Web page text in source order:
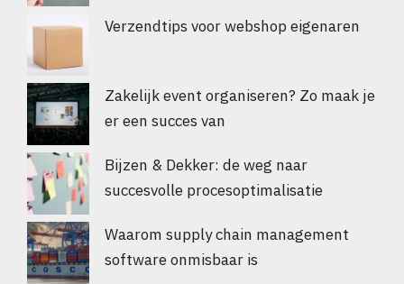
Verzendtips voor webshop eigenaren
Zakelijk event organiseren? Zo maak je
er een succes van
Bijzen & Dekker: de weg naar
succesvolle procesoptimalisatie
Waarom supply chain management
software onmisbaar is